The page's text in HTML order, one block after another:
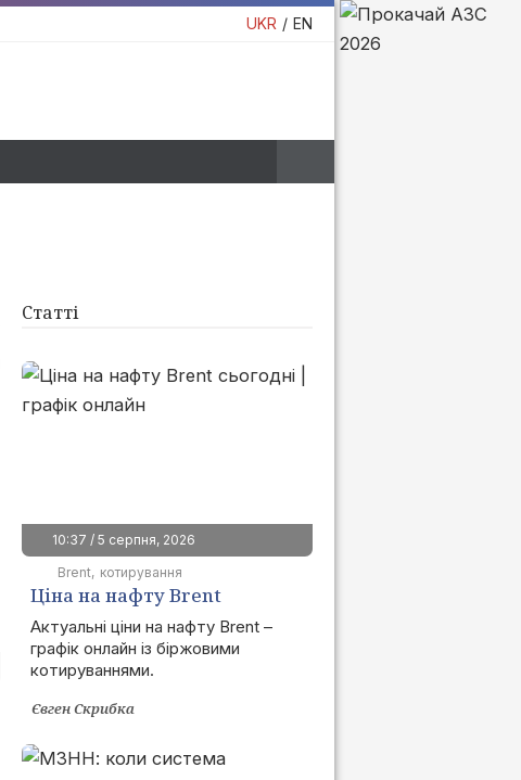
UKR EN
Статті
10:37 / 5 серпня, 2026
Brent котирування
Ціна на нафту Brent
сьогодні | графік онлайн
Актуальні ціни на нафту Brent –
графік онлайн із біржовими
котируваннями.
Євген Скрибка